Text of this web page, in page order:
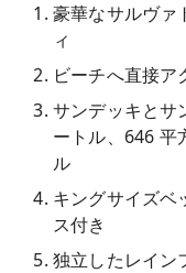
豪華なサルヴァ
ィ
ビーチへ直接ア
サンデッキとサ
ートル、646 平
ル
キングサイズベ
ス付き
独立したレイン